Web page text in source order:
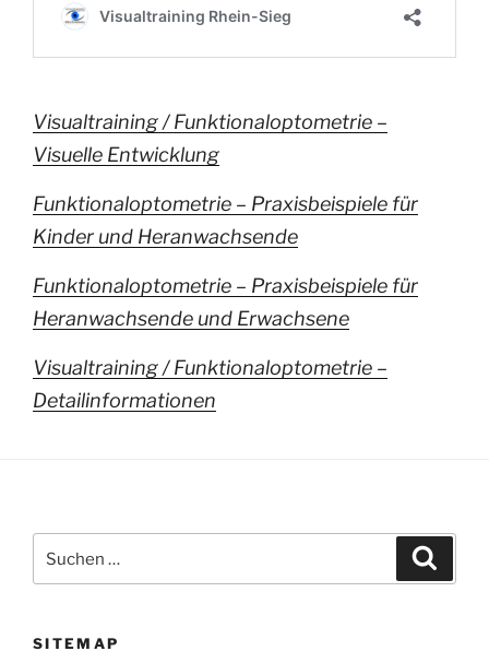
Visualtraining / Funktionaloptometrie –
Visuelle Entwicklung
Funktionaloptometrie – Praxisbeispiele für
Kinder und Heranwachsende
Funktionaloptometrie – Praxisbeispiele für
Heranwachsende und Erwachsene
Visualtraining / Funktionaloptometrie –
Detailinformationen
nach:
SITEMAP